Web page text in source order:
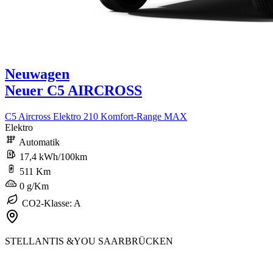
Neuwagen
Neuer C5 AIRCROSS
C5 Aircross Elektro 210 Komfort-Range MAX
Elektro
Automatik
17,4 kWh/100km
511 Km
0 g/Km
CO2-Klasse: A
STELLANTIS &YOU SAARBRÜCKEN